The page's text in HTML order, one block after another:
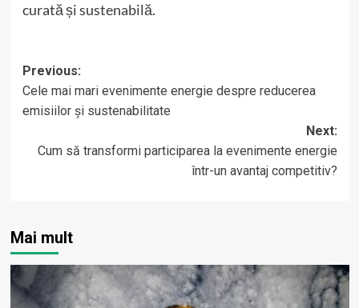
curată și sustenabilă.
Post
navigation
Previous:
Cele mai mari evenimente energie despre reducerea
emisiilor și sustenabilitate
Next:
Cum să transformi participarea la evenimente energie
într-un avantaj competitiv?
Mai mult